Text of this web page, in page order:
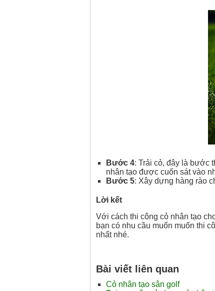
Bước 4: Trải cỏ, đây là bước
nhân tạo được cuốn sát vào
Bước 5: Xây dựng hàng rào
Lời kết
Với cách thi công cỏ nhân tạo
bạn có nhu cầu muốn muốn thi
nhất nhé.
Bài viết liên quan
Cỏ nhân tạo sân golf